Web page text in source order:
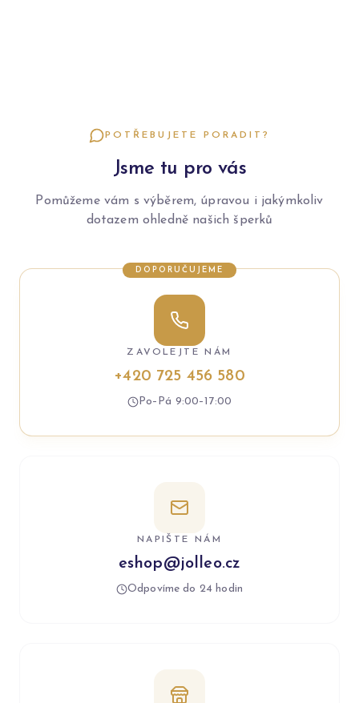
POTŘEBUJETE PORADIT?
Jsme tu pro vás
Pomůžeme vám s výběrem, úpravou i jakýmkoliv
dotazem ohledně našich šperků
DOPORUČUJEME
ZAVOLEJTE NÁM
+420 725 456 580
Po–Pá 9:00–17:00
NAPIŠTE NÁM
eshop@jolleo.cz
Odpovíme do 24 hodin